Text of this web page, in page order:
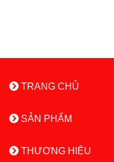
TRANG CHỦ
SẢN PHẨM
THƯƠNG HIỆU